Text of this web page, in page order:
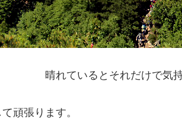
晴れているとそれだけで気
頑張ります。